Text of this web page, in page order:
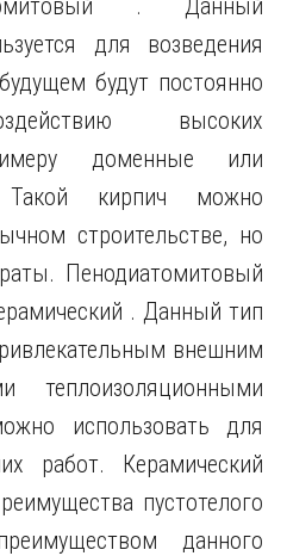
. Данный
для возведения
будут постоянно
высоких
доменные или
кирпич можно
строительстве, но
Пенодиатомитовый
. Данный тип
внешним
использовать для
работ. Керамический
пустотелого
данного